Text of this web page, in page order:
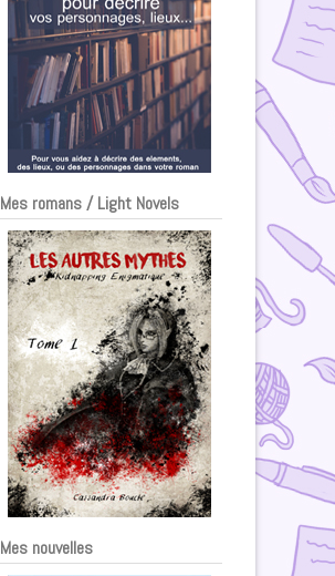
Mes romans / Light Novels
Mes nouvelles